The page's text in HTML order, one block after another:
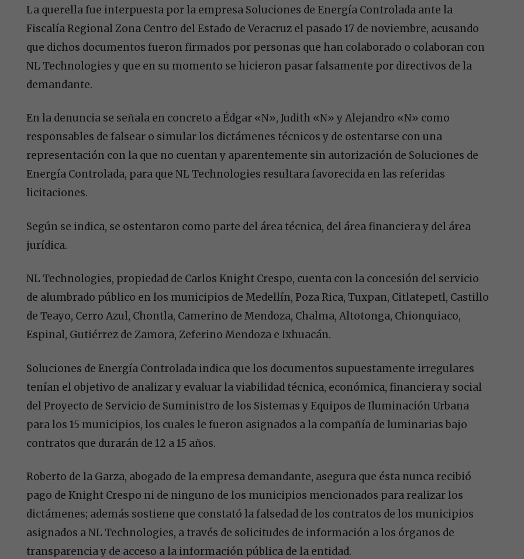
La querella fue interpuesta por la empresa Soluciones de Energía Controlada ante la
Fiscalía Regional Zona Centro del Estado de Veracruz el pasado 17 de noviembre, acusando
que dichos documentos fueron firmados por personas que han colaborado o colaboran con
NL Technologies y que en su momento se hicieron pasar falsamente por directivos de la
demandante.
En la denuncia se señala en concreto a Édgar «N», Judith «N» y Alejandro «N» como
responsables de falsear o simular los dictámenes técnicos y de ostentarse con una
representación con la que no cuentan y aparentemente sin autorización de Soluciones de
Energía Controlada, para que NL Technologies resultara favorecida en las referidas
licitaciones.
Según se indica, se ostentaron como parte del área técnica, del área financiera y del área
jurídica.
NL Technologies, propiedad de Carlos Knight Crespo, cuenta con la concesión del servicio
de alumbrado público en los municipios de Medellín, Poza Rica, Tuxpan, Citlatepetl, Castillo
de Teayo, Cerro Azul, Chontla, Camerino de Mendoza, Chalma, Altotonga, Chionquiaco,
Espinal, Gutiérrez de Zamora, Zeferino Mendoza e Ixhuacán.
Soluciones de Energía Controlada indica que los documentos supuestamente irregulares
tenían el objetivo de analizar y evaluar la viabilidad técnica, económica, financiera y social
del Proyecto de Servicio de Suministro de los Sistemas y Equipos de Iluminación Urbana
para los 15 municipios, los cuales le fueron asignados a la compañía de luminarias bajo
contratos que durarán de 12 a 15 años.
Roberto de la Garza, abogado de la empresa demandante, asegura que ésta nunca recibió
pago de Knight Crespo ni de ninguno de los municipios mencionados para realizar los
dictámenes; además sostiene que constató la falsedad de los contratos de los municipios
asignados a NL Technologies, a través de solicitudes de información a los órganos de
transparencia y de acceso a la información pública de la entidad.